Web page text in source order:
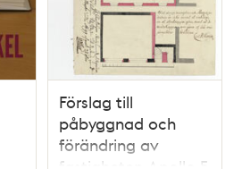
Förslag till
påbyggnad och
förändring av